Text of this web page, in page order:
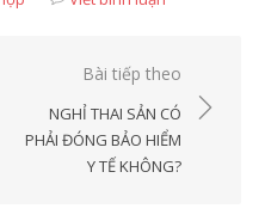
Bài tiếp theo
NGHỈ THAI SẢN CÓ
PHẢI ĐÓNG BẢO HIỂM
Y TẾ KHÔNG?